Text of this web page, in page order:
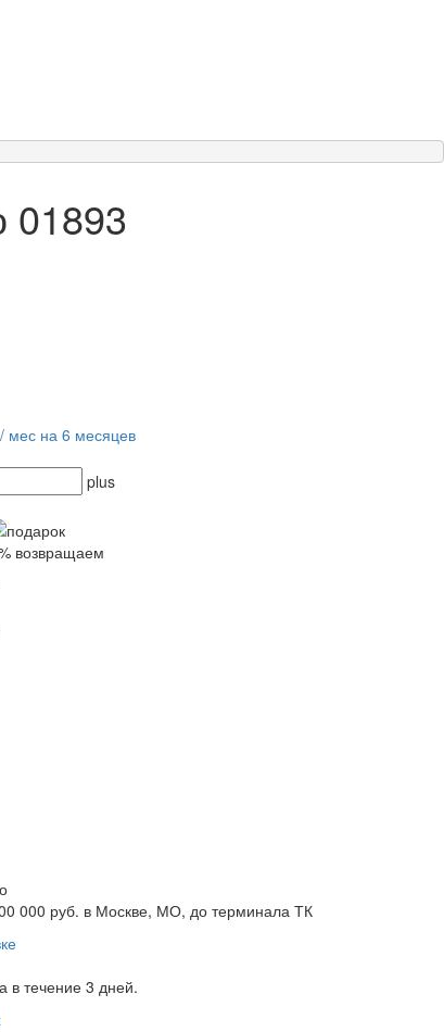
01893
мес на 6 месяцев
plus
возвращаем
000 руб. в Москве, МО, до терминала ТК
в течение 3 дней.